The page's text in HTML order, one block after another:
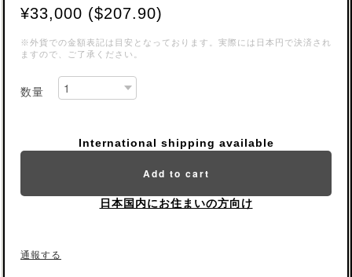
¥33,000 ($207.90)
※外貨での金額表記は目安となっております。実際には日本円で決済され
ますので、ご了承ください。
数量
International shipping available
Add to cart
日本国内にお住まいの方向け
通報する